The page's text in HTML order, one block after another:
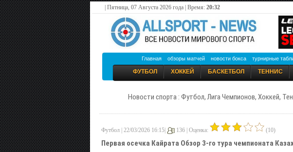
| Пятница, 07 Августа 2026 года | Время: 20:32
Главная обзоры матчей новости бокса турнирные
ФУТБОЛ ХОККЕЙ БАСКЕТБОЛ ТЕННИС
Новости спорта : Футбол, Лига Чемпионов, Хоккей,
Футбол | 22/03/2026 16:15| 136 | Оценка: (10)
Первая осечка Кайрата Обзор 3-го тура чемпионата